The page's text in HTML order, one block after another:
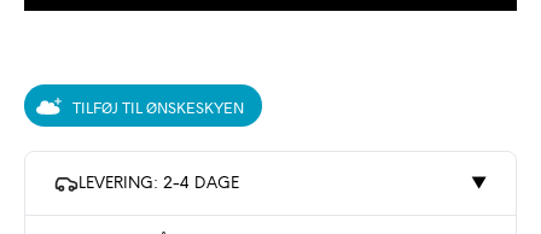
TILFØJ TIL ØNSKESKYEN
LEVERING: 2-4 DAGE ▼